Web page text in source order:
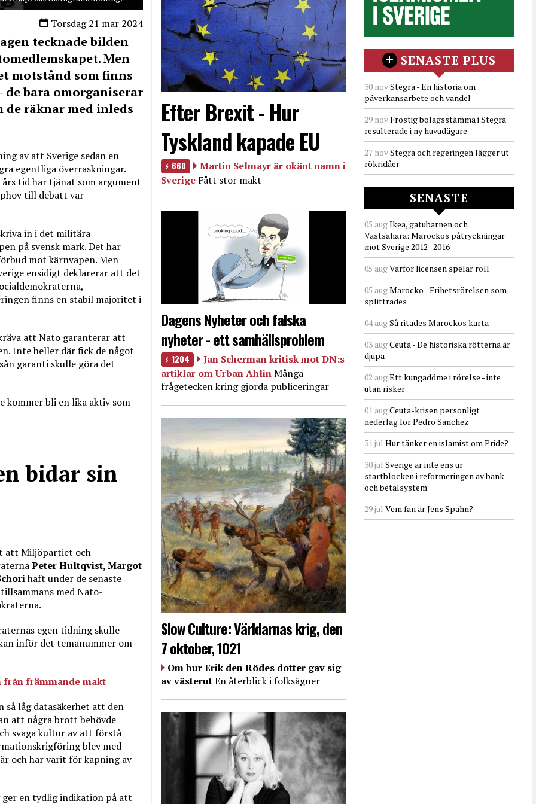
Torsdag 21 mar 2024
tecknade bilden
Men
motstånd som finns
bara omorganiserar
räknar med inleds
av att Sverige sedan en
egentliga överraskningar.
tid har tjänat som argument
till debatt var
in i det militära
på svensk mark. Det har
mot kärnvapen. Men
ensidigt deklarerar att det
finns en stabil majoritet i
att Nato garanterar att
Inte heller där fick de något
garanti skulle göra det
kommer bli en lika aktiv som
bidar sin
att Miljöpartiet och
Peter Hultqvist, Margot
haft under de senaste
med Nato-
egen tidning skulle
inför det temanummer om
främmande makt
låg datasäkerhet att den
att några brott behövde
svaga kultur av att förstå
blev med
och har varit för kapning av
en tydlig indikation på att
Efter Brexit - Hur
Tyskland kapade EU
660
Martin Selmayr är okänt namn i
Sverige Fått stor makt
Dagens Nyheter och falska
nyheter - ett samhällsproblem
1204
Jan Scherman kritisk mot DN:s
artiklar om Urban AhlinMånga
frågetecken kring gjorda publiceringar
Slow Culture: Världarnas krig, den
7 oktober, 1021
Om hur Erik den Rödes dotter gav sig
av västerutEn återblick i folksägner
SENASTE PLUS
30 novStegra - En historia om
påverkansarbete och vandel
29 novFrostig bolagsstämma i Stegra
resulterade i ny huvudägare
27 novStegra och regeringen lägger ut
rökridåer
SENASTE
05 augIkea, gatubarnen och
Västsahara: Marockos påtryckningar
mot Sverige 2012–2016
05 augVarför licensen spelar roll
05 augMarocko - Frihetsrörelsen som
splittrades
04 augSå ritades Marockos karta
03 augCeuta - De historiska rötterna är
djupa
02 augEtt kungadöme i rörelse - inte
utan risker
01 augCeuta-krisen personligt
nederlag för Pedro Sanchez
31 jul Hur tänker en islamist om Pride?
30 jul Sverige är inte ens ur
startblocken i reformeringen av bank-
och betalsystem
29 jul Vem fan är Jens Spahn?